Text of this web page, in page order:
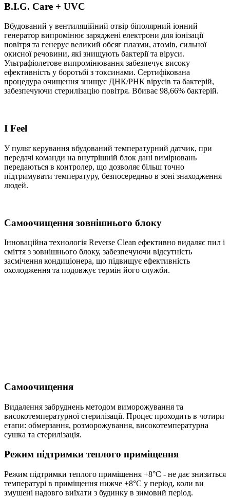
B.I.G. Сare + UVC
Вбудований у вентиляційний отвір біполярний іонний
генератор випромінює заряджені електрони для іонізації
повітря та генерує великий обсяг плазми, атомів, сильної
окисної речовини, які знищують бактерії та віруси.
Ультрафіолетове випромінювання забезпечує високу
ефективність у боротьбі з токсинами. Сертифікована
процедура очищення знищує ДНК/РНК вірусів та бактерій,
забезпечуючи стерилізацію повітря. Вбиває 98,66% бактерій.
I Feel
У пульт керування вбудований температурний датчик, при
передачі команди на внутрішній блок дані вимірювань
передаються в контролер, що дозволяє більш точно
підтримувати температуру, безпосередньо в зоні знаходження
людей.
Самоочищення зовнішнього блоку
Інноваційна технологія Reverse Clean ефективно видаляє пил і
сміття з зовнішнього блоку, забезпечуючи відсутність
засмічення кондиціонера, що підвищує ефективність
охолодження та подовжує термін його служби.
Самоочищення
Видалення забруднень методом виморожування та
високотемпературної стерилізації. Процес проходить в чотири
етапи: обмерзання, розморожування, високотемпературна
сушка та стерилізація.
Режим підтримки теплого приміщення
Режим підтримки теплого приміщення +8°C - не дає знизиться
температурі в приміщення нижче +8°C у період, коли ви
змушені надовго виїхати з будинку в зимовий період.